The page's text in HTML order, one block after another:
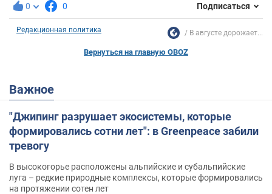
0 0 Подписаться
Редакционная политика В августе дорожает...
Вернуться на главную OBOZ
Важное
"Джипинг разрушает экосистемы, которые
формировались сотни лет": в Greenpeace забили
тревогу
В высокогорье расположены альпийские и субальпийские
луга – редкие природные комплексы, которые формировались
на протяжении сотен лет